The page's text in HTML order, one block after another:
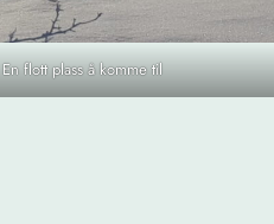
En flott plass å komme til